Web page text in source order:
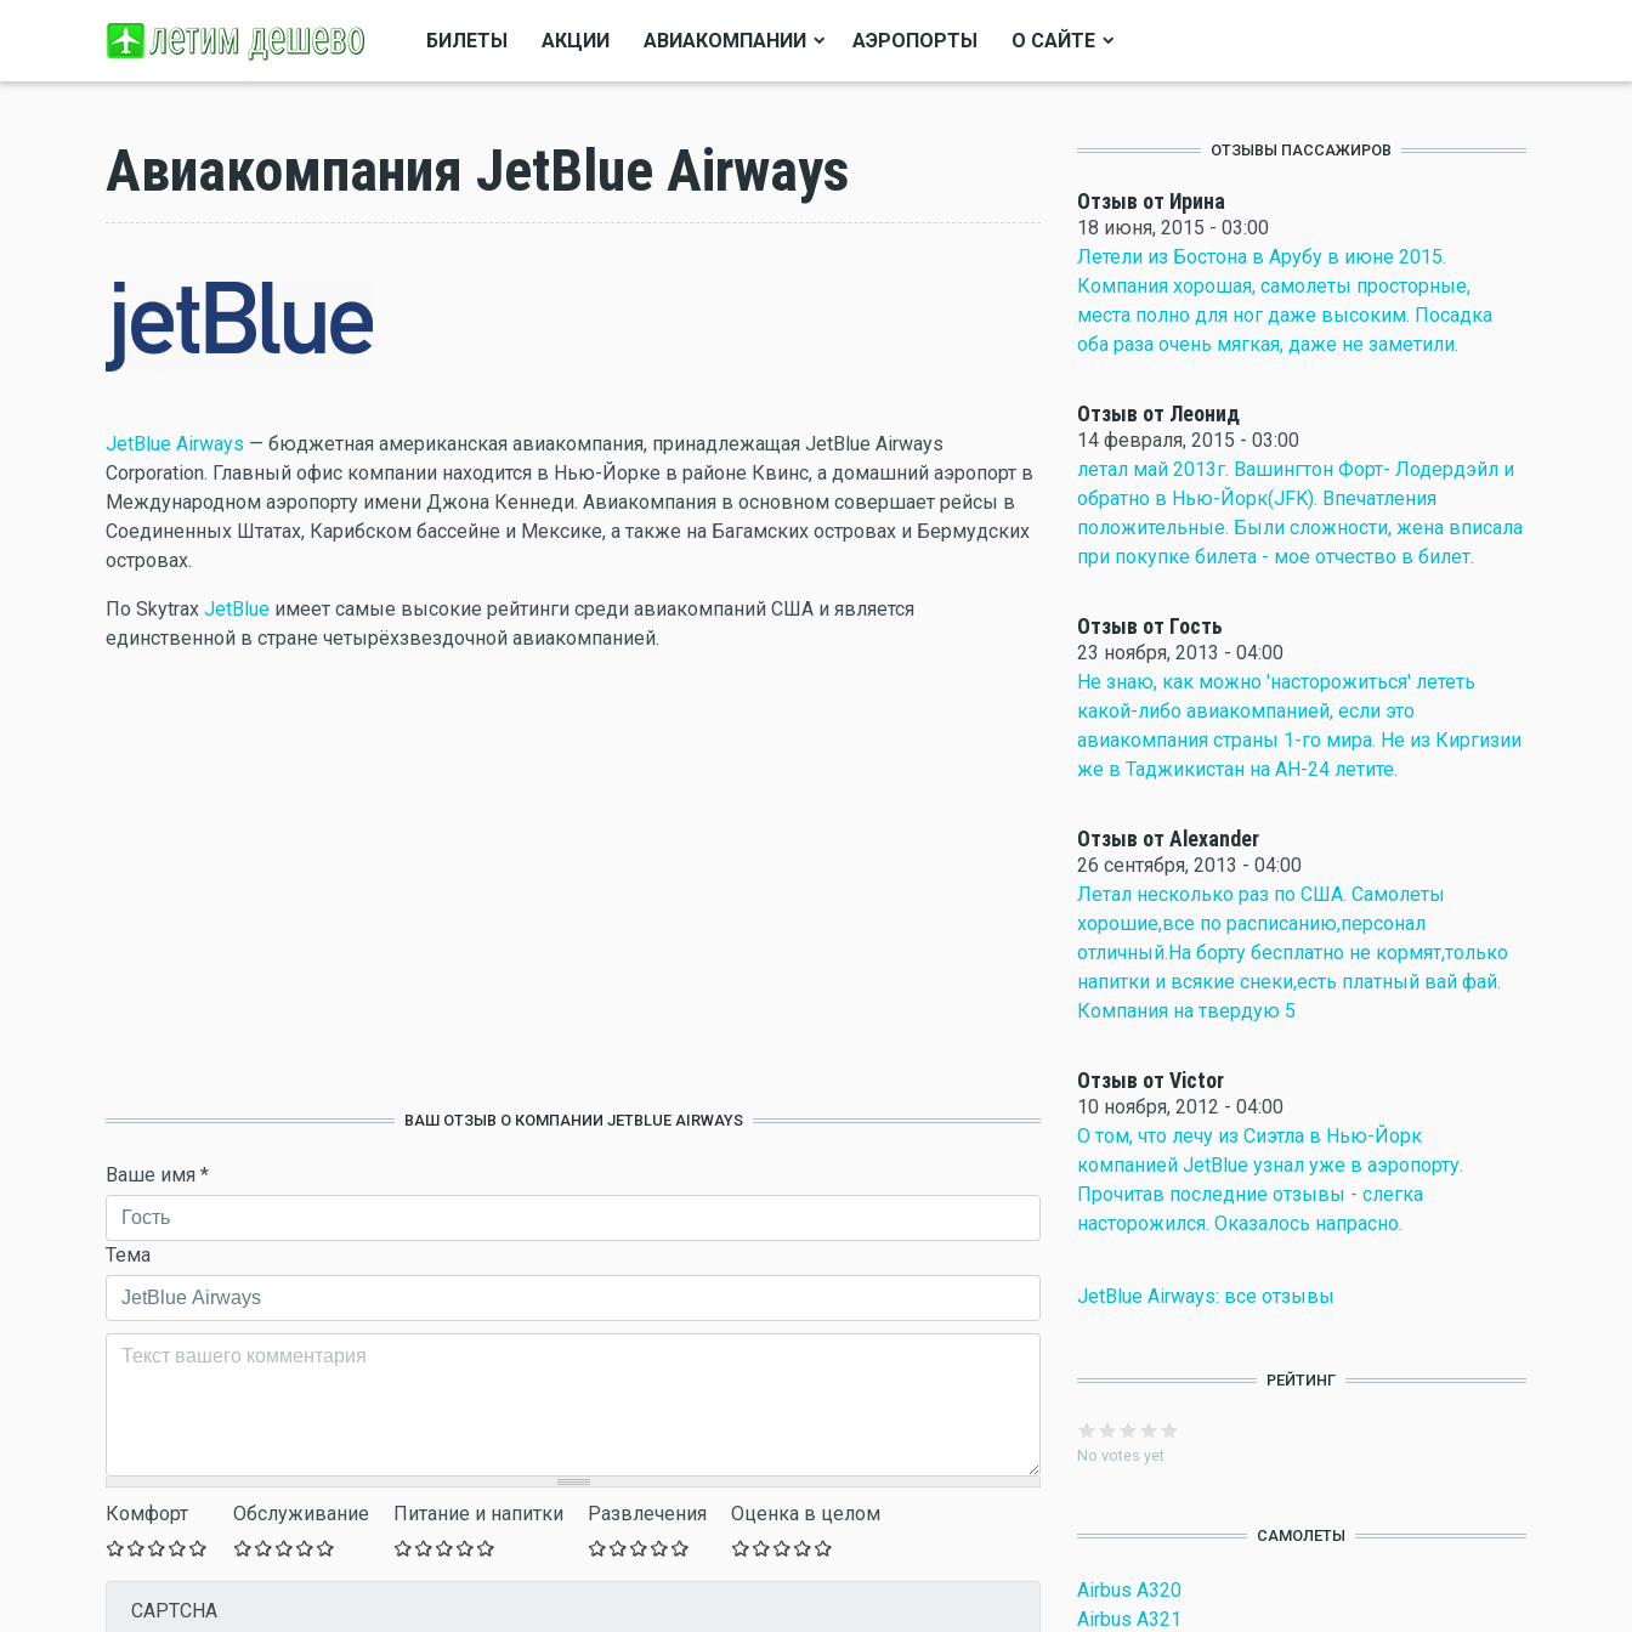
БИЛЕТЫ АКЦИИ АВИАКОМПАНИИ АЭРОПОРТЫ О САЙТЕ
Авиакомпания JetBlue Airways
JetBlue Airways — бюджетная американская авиакомпания, принадлежащая JetBlue Airways
Corporation. Главный офис компании находится в Нью-Йорке в районе Квинс, а домашний аэропорт в
Международном аэропорту имени Джона Кеннеди. Авиакомпания в основном совершает рейсы в
Соединенных Штатах, Карибском бассейне и Мексике, а также на Багамских островах и Бермудских
островах.
По Skytrax JetBlue имеет самые высокие рейтинги среди авиакомпаний США и является
единственной в стране четырёхзвездочной авиакомпанией.
ВАШ ОТЗЫВ О КОМПАНИИ JETBLUE AIRWAYS
Ваше имя *
Тема
Комментарий*
Комфорт Обслуживание Питание и напитки Развлечения Оценка в целом
CAPTCHA
ОТЗЫВЫ ПАССАЖИРОВ
Отзыв от Ирина
18 июня, 2015 - 03:00
Летели из Бостона в Арубу в июне 2015.
Компания хорошая, самолеты просторные,
места полно для ног даже высоким. Посадка
оба раза очень мягкая, даже не заметили.
Отзыв от Леонид
14 февраля, 2015 - 03:00
летал май 2013г. Вашингтон Форт- Лодердэйл и
обратно в Нью-Йорк(JFK). Впечатления
положительные. Были сложности, жена вписала
при покупке билета - мое отчество в билет.
Отзыв от Гость
23 ноября, 2013 - 04:00
Не знаю, как можно 'насторожиться' лететь
какой-либо авиакомпанией, если это
авиакомпания страны 1-го мира. Не из Киргизии
же в Таджикистан на АН-24 летите.
Отзыв от Alexander
26 сентября, 2013 - 04:00
Летал несколько раз по США. Самолеты
хорошие,все по расписанию,персонал
отличный.На борту бесплатно не кормят,только
напитки и всякие снеки,есть платный вай фай.
Компания на твердую 5
Отзыв от Victor
10 ноября, 2012 - 04:00
О том, что лечу из Сиэтла в Нью-Йорк
компанией JetBlue узнал уже в аэропорту.
Прочитав последние отзывы - слегка
насторожился. Оказалось напрасно.
JetBlue Airways: все отзывы
РЕЙТИНГ
No votes yet
САМОЛЕТЫ
Airbus A320
Airbus A321